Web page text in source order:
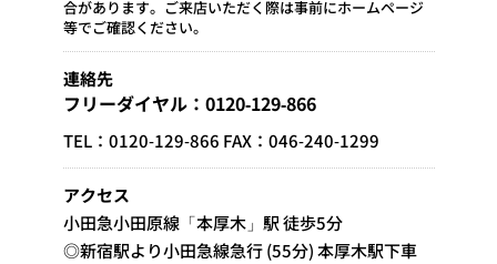
合があります。ご来店いただく際は事前にホームページ
等でご確認ください。
連絡先
フリーダイヤル：0120-129-866
TEL：0120-129-866 FAX：046-240-1299
アクセス
小田急小田原線「本厚木」駅 徒歩5分
◎新宿駅より小田急線急行 (55分) 本厚木駅下車